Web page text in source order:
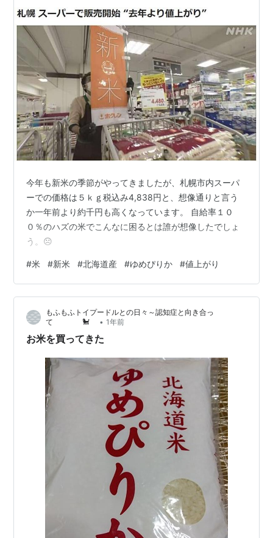
今年も新米の季節がやってきましたが、札幌市内スーパ
ーでの価格は５ｋｇ税込み4,838円と、想像通りと言う
か一年前より約千円も高くなっています。 自給率１０
０％のハズの米でこんなに困るとは誰が想像したでしょ
う。☹️
#米 #新米 #北海道産 #ゆめぴりか #値上がり
もふもふトイプードルとの日々～認知症と向き合っ
て 🐩
• 1年前
お米を買ってきた